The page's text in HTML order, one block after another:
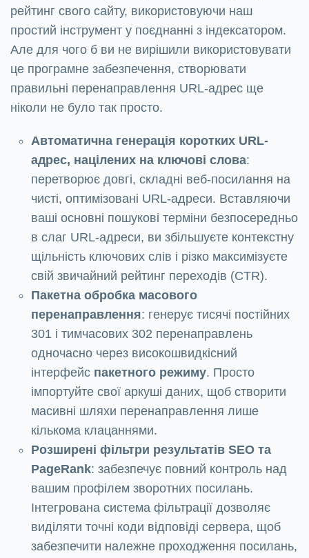
рейтинг свого сайту, використовуючи наш
простий інструмент у поєднанні з індексатором.
Але для чого б ви не вирішили використовувати
це програмне забезпечення, створювати
правильні перенаправлення URL-адрес ще
ніколи не було так просто.
Автоматична генерація коротких URL-
адрес, націлених на ключові слова:
перетворює довгі, складні веб-посилання на
чисті, оптимізовані URL-адреси. Вставляючи
ваші основні пошукові терміни безпосередньо
в слаг URL-адреси, ви збільшуєте контекстну
щільність ключових слів і різко максимізуєте
свій звичайний рейтинг переходів (CTR).
Пакетна обробка масового
перенаправлення: генерує тисячі постійних
301 і тимчасових 302 перенаправлень
одночасно через високошвидкісний
інтерфейс пакетного режиму. Просто
імпортуйте свої аркуші даних, щоб створити
масивні шляхи перенаправлення лише
кількома клацаннями.
Розширені фільтри результатів SEO та
PageRank: забезпечує повний контроль над
вашим профілем зворотних посилань.
Інтегрована система фільтрації дозволяє
виділяти точні коди відповіді сервера, щоб
забезпечити належне проходження посилань,